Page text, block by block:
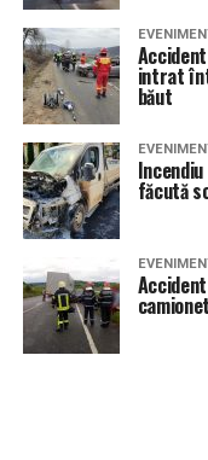
Accident
intrat
băut
făcută